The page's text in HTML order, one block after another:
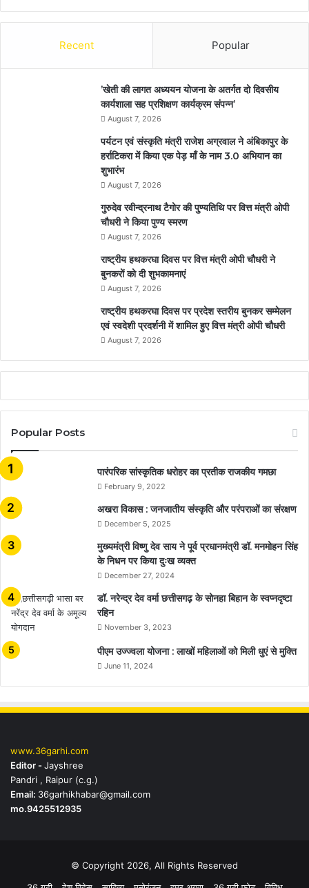
Recent Popular
’खेती की लागत अध्ययन योजना के अतर्गत दो दिवसीय
कार्यशाला सह प्रशिक्षण कार्यक्रम संपन्न’
August 7, 2026
पर्यटन एवं संस्कृति मंत्री राजेश अग्रवाल ने अंबिकापुर के
हर्राटिकरा में किया एक पेड़ माँ के नाम 3.0 अभियान का
शुभारंभ
August 7, 2026
गुरुदेव रवीन्द्रनाथ टैगोर की पुण्यतिथि पर वित्त मंत्री ओपी
चौधरी ने किया पुण्य स्मरण
August 7, 2026
राष्ट्रीय हथकरघा दिवस पर वित्त मंत्री ओपी चौधरी ने
बुनकरों को दी शुभकामनाएं
August 7, 2026
राष्ट्रीय हथकरघा दिवस पर प्रदेश स्तरीय बुनकर सम्मेलन
एवं स्वदेशी प्रदर्शनी में शामिल हुए वित्त मंत्री ओपी चौधरी
August 7, 2026
Popular Posts
​​​​​​​पारंपरिक सांस्कृतिक धरोहर का प्रतीक राजकीय गमछा
February 9, 2022
अखरा विकास : जनजातीय संस्कृति और परंपराओं का संरक्षण
December 5, 2025
मुख्यमंत्री विष्णु देव साय ने पूर्व प्रधानमंत्री डॉ. मनमोहन सिंह
के निधन पर किया दुःख व्यक्त
December 27, 2024
डॉ. नरेन्द्र देव वर्मा छत्तीसगढ़ के सोनहा बिहान के स्वप्नदृष्टा
रहिन
November 3, 2023
पीएम उज्ज्वला योजना : लाखों महिलाओं को मिली धुएं से मुक्ति
June 11, 2024
www.36garhi.com
Editor -Jayshree
Pandri , Raipur (c.g.)
Email: 36garhikhabar@gmail.com
mo.9425512935
© Copyright 2026, All Rights Reserved